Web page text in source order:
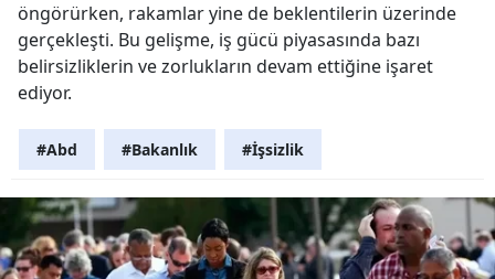
öngörürken, rakamlar yine de beklentilerin üzerinde
gerçekleşti. Bu gelişme, iş gücü piyasasında bazı
belirsizliklerin ve zorlukların devam ettiğine işaret
ediyor.
#Abd #Bakanlık #İşsizlik